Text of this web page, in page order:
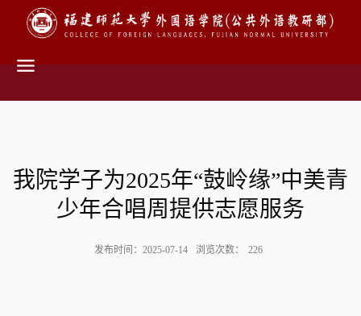
我院学子为2025年“鼓岭缘”中美青
少年合唱周提供志愿服务
发布时间：2025-07-14 浏览次数： 226